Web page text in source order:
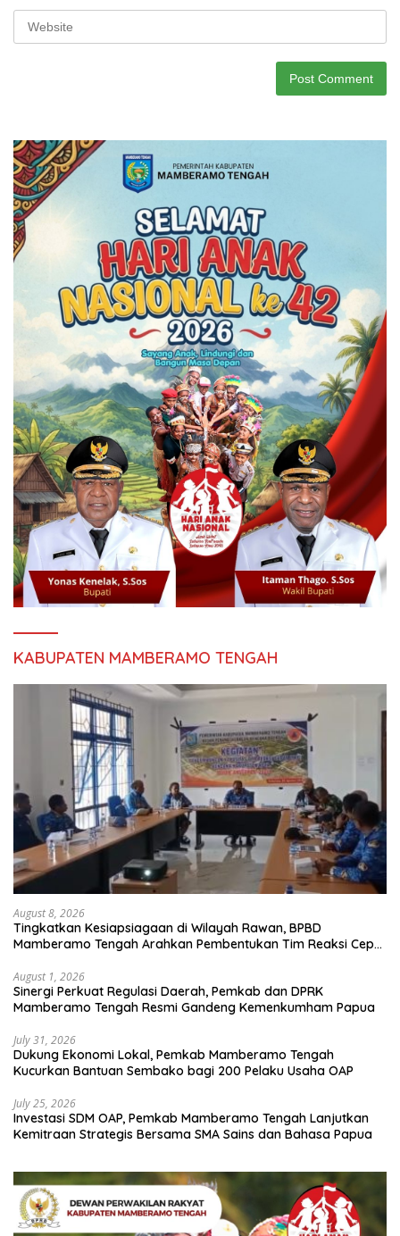
KABUPATEN MAMBERAMO TENGAH
August 8, 2026
Tingkatkan Kesiapsiagaan di Wilayah Rawan, BPBD
Mamberamo Tengah Arahkan Pembentukan Tim Reaksi Cepat
August 1, 2026
Sinergi Perkuat Regulasi Daerah, Pemkab dan DPRK
Mamberamo Tengah Resmi Gandeng Kemenkumham Papua
July 31, 2026
Dukung Ekonomi Lokal, Pemkab Mamberamo Tengah
Kucurkan Bantuan Sembako bagi 200 Pelaku Usaha OAP
July 25, 2026
Investasi SDM OAP, Pemkab Mamberamo Tengah Lanjutkan
Kemitraan Strategis Bersama SMA Sains dan Bahasa Papua